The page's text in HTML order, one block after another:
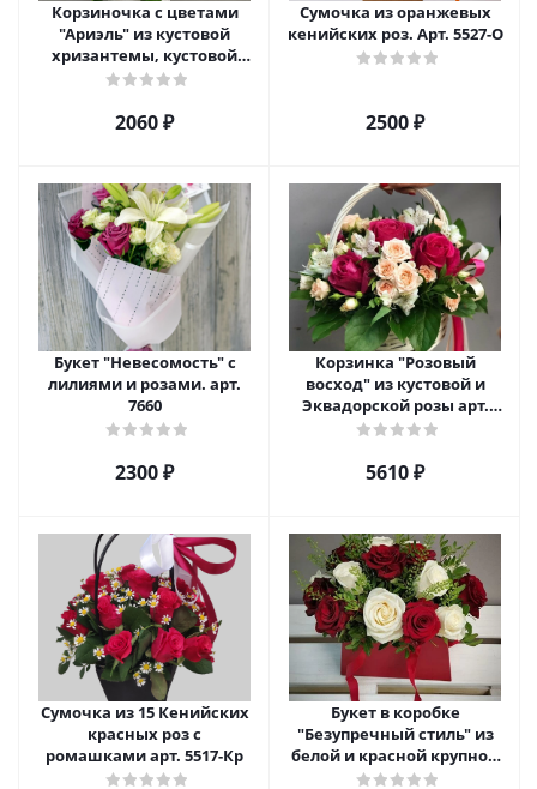
Корзиночка с цветами
"Ариэль" из кустовой
хризантемы, кустовой
розы и альстромерии арт.
2060 ₽
Сумочка из оранжевых
кенийских роз. Арт. 5527-О
2500 ₽
Букет "Невесомость" с
лилиями и розами. арт.
7660
2300 ₽
Корзинка "Розовый
восход" из кустовой и
Эквадорской розы арт.
5520
5610 ₽
Сумочка из 15 Кенийских
красных роз с
ромашками арт. 5517-Кр
Букет в коробке
"Безупречный стиль" из
белой и красной крупной
розы Эквадор. арт. 5515